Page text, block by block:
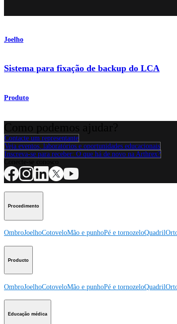
Joelho
Sistema para fixação de backup do LCA
Produto
Contacte um representante
Veja eventos, laboratórios e oportunidades educacionais
Inscreva-se para receber: O que há de novo na Arthrex?
Procedimento
OmbroJoelhoCotoveloMão e punhoPé e tornozeloQuadril
Producto
OmbroJoelhoCotoveloMão e punhoPé e tornozeloQuadril
Educação médica